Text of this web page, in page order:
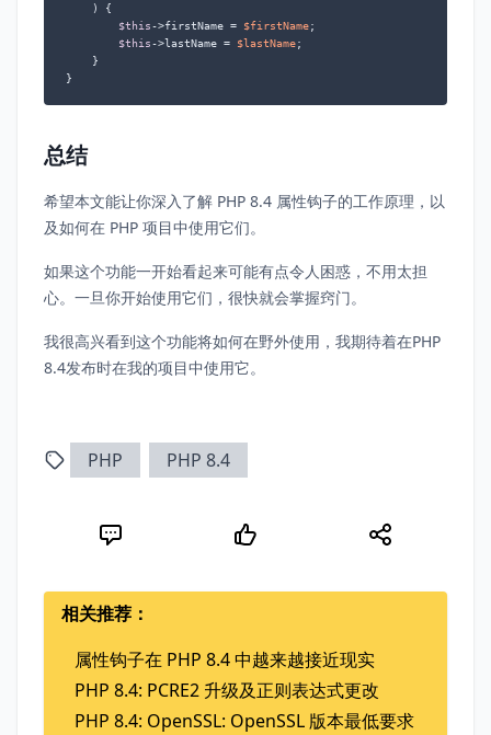
)
{
$this->firstName = $firstName;
$this->lastName = $lastName;
    }
}
总结
希望本文能让你深入了解 PHP 8.4 属性钩子的工作原理，以
及如何在 PHP 项目中使用它们。
如果这个功能一开始看起来可能有点令人困惑，不用太担
心。一旦你开始使用它们，很快就会掌握窍门。
我很高兴看到这个功能将如何在野外使用，我期待着在PHP
8.4发布时在我的项目中使用它。
PHP PHP 8.4
相关推荐：
属性钩子在 PHP 8.4 中越来越接近现实
PHP 8.4: PCRE2 升级及正则表达式更改
PHP 8.4: OpenSSL: OpenSSL 版本最低要求